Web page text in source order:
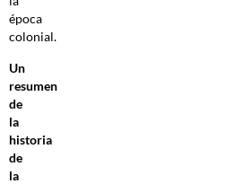
época
colonial.
Un
resumen
de
la
historia
de
la